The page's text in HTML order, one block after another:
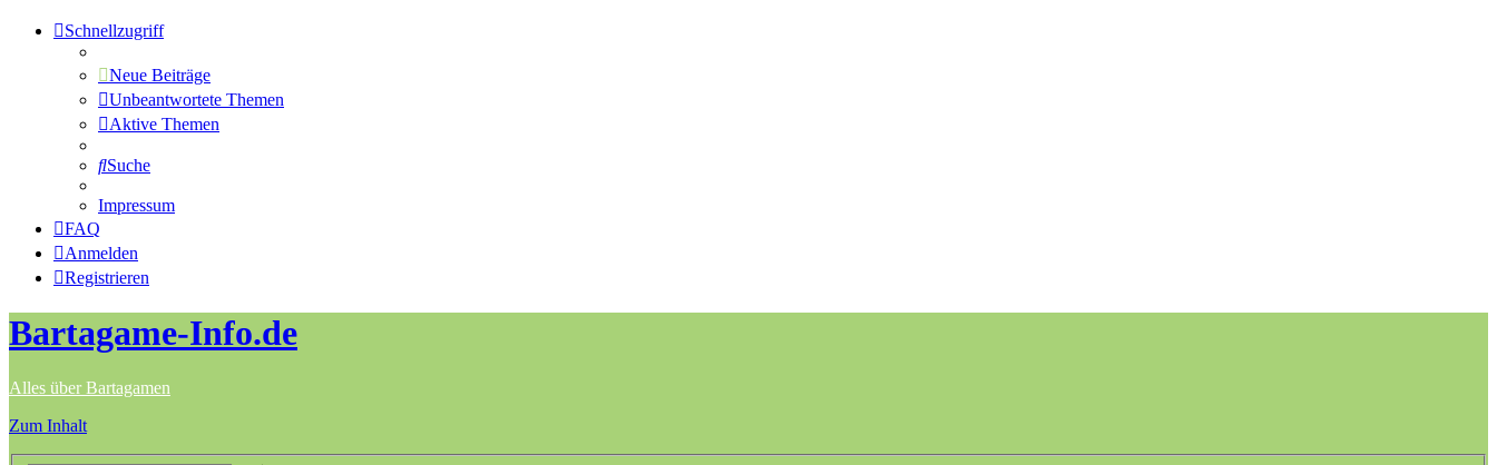
Schnellzugriff
Neue Beiträge
Unbeantwortete Themen
Aktive Themen
Suche
Impressum
FAQ
Anmelden
Registrieren
Bartagame-Info.de
Alles über Bartagamen
Zum Inhalt